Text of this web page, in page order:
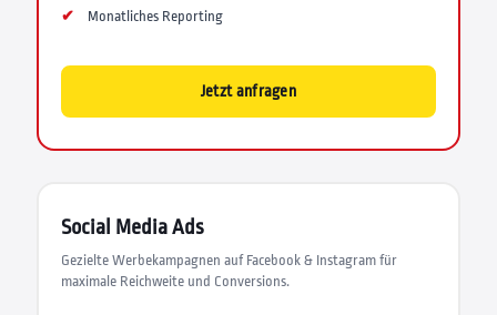
Monatliches Reporting
Jetzt anfragen
Social Media Ads
Gezielte Werbekampagnen auf Facebook & Instagram für
maximale Reichweite und Conversions.